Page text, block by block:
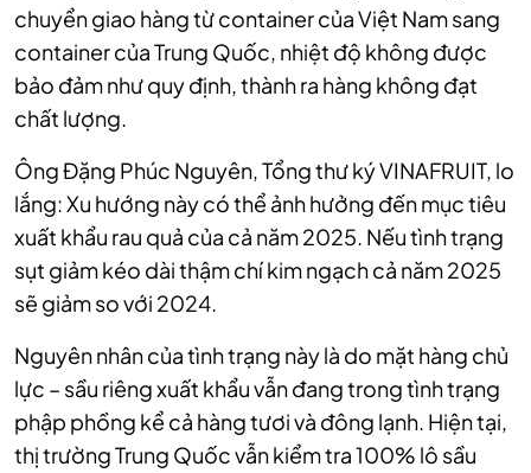
chuyển giao hàng từ container của Việt Nam sang
container của Trung Quốc, nhiệt độ không được
bảo đảm như quy định, thành ra hàng không đạt
chất lượng.
Ông Đặng Phúc Nguyên, Tổng thư ký VINAFRUIT, lo
lắng: Xu hướng này có thể ảnh hưởng đến mục tiêu
xuất khẩu rau quả của cả năm 2025. Nếu tình trạng
sụt giảm kéo dài thậm chí kim ngạch cả năm 2025
sẽ giảm so với 2024.
Nguyên nhân của tình trạng này là do mặt hàng chủ
lực – sầu riêng xuất khẩu vẫn đang trong tình trạng
phập phồng kể cả hàng tươi và đông lạnh. Hiện tại,
thị trường Trung Quốc vẫn kiểm tra 100% lô sầu